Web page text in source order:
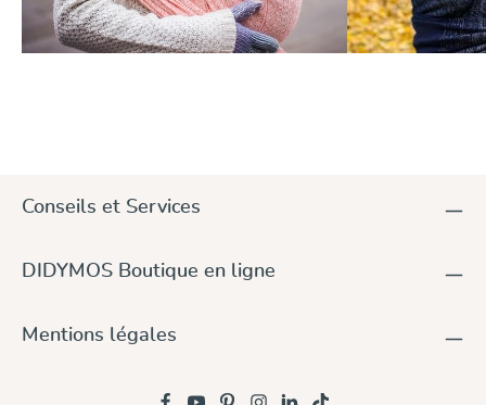
Conseils et Services
DIDYMOS Boutique en ligne
Mentions légales